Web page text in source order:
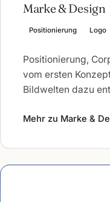
Marke & Design
Positionierung Logo
Positionierung,
vom ersten
Bildwelten dazu
Mehr zu Marke &